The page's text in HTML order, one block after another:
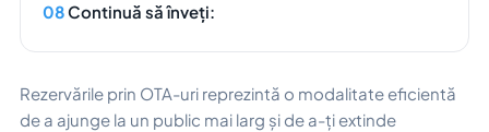
Continuă să înveți:
Rezervările prin OTA-uri reprezintă o modalitate eficientă
de a ajunge la un public mai larg și de a-ți extinde